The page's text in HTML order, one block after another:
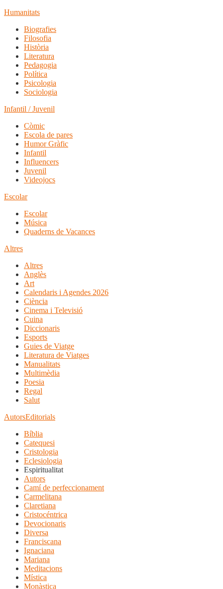
Humanitats
Biografies
Filosofia
Història
Literatura
Pedagogia
Política
Psicologia
Sociologia
Infantil / Juvenil
Còmic
Escola de pares
Humor Gràfic
Infantil
Influencers
Juvenil
Videojocs
Escolar
Escolar
Música
Quaderns de Vacances
Altres
Altres
Anglès
Art
Calendaris i Agendes 2026
Ciència
Cinema i Televisió
Cuina
Diccionaris
Esports
Guies de Viatge
Literatura de Viatges
Manualitats
Multimèdia
Poesia
Regal
Salut
AutorsEditorials
Bíblia
Catequesi
Cristologia
Eclesiologia
Espiritualitat
Autors
Camí de perfeccionament
Carmelitana
Claretiana
Cristocéntrica
Devocionaris
Diversa
Franciscana
Ignaciana
Mariana
Meditacions
Mística
Monàstica